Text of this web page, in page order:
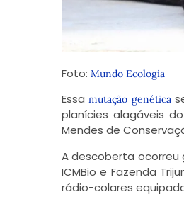
Foto: Mundo Ecologia
Essamutação genética
planícies alagáveis
Mendes de
A descoberta ocorreu
ICMBio e Fazenda
rádio-colares